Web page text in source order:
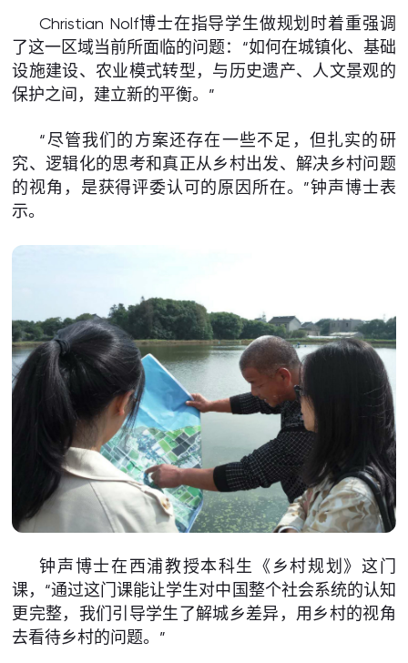
Christian Nolf博士在指导学生做规划时着重强调
了这一区域当前所面临的问题：“如何在城镇化、基础
设施建设、农业模式转型，与历史遗产、人文景观的
保护之间，建立新的平衡。”
“尽管我们的方案还存在一些不足，但扎实的研
究、逻辑化的思考和真正从乡村出发、解决乡村问题
的视角，是获得评委认可的原因所在。”钟声博士表
示。
钟声博士在西浦教授本科生《乡村规划》这门
课，“通过这门课能让学生对中国整个社会系统的认知
更完整，我们引导学生了解城乡差异，用乡村的视角
去看待乡村的问题。”